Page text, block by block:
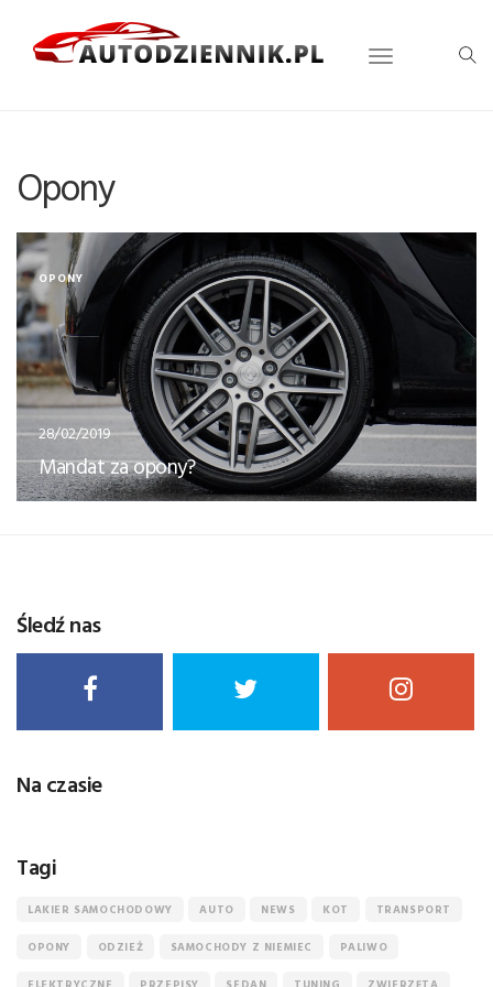
Opony
OPONY
28/02/2019
Mandat za opony?
Śledź nas
Na czasie
Tagi
LAKIER SAMOCHODOWY AUTO NEWS KOT TRANSPORT
OPONY ODZIEŻ SAMOCHODY Z NIEMIEC PALIWO